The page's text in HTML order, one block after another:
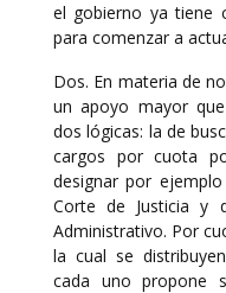
el gobierno ya tiene
para comenzar a
Dos. En materia de
un apoyo mayor
dos lógicas: la de
cargos por cuota
designar por
Corte de Justicia y
Administrativo. Por
la cual se
cada uno propone